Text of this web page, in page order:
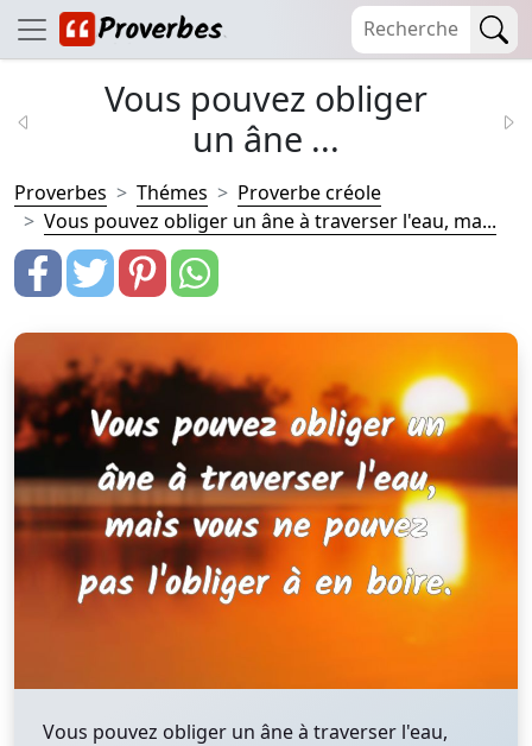
Vous pouvez obliger
un âne ...
Proverbes Thémes
Proverbe créole
Vous pouvez obliger un âne à traverser l'eau, ma...
Vous pouvez obliger un âne à traverser l'eau,